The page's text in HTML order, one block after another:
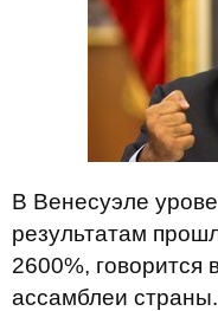
В Венесуэле
результатам
2600%, говорится
ассамблеи страны.